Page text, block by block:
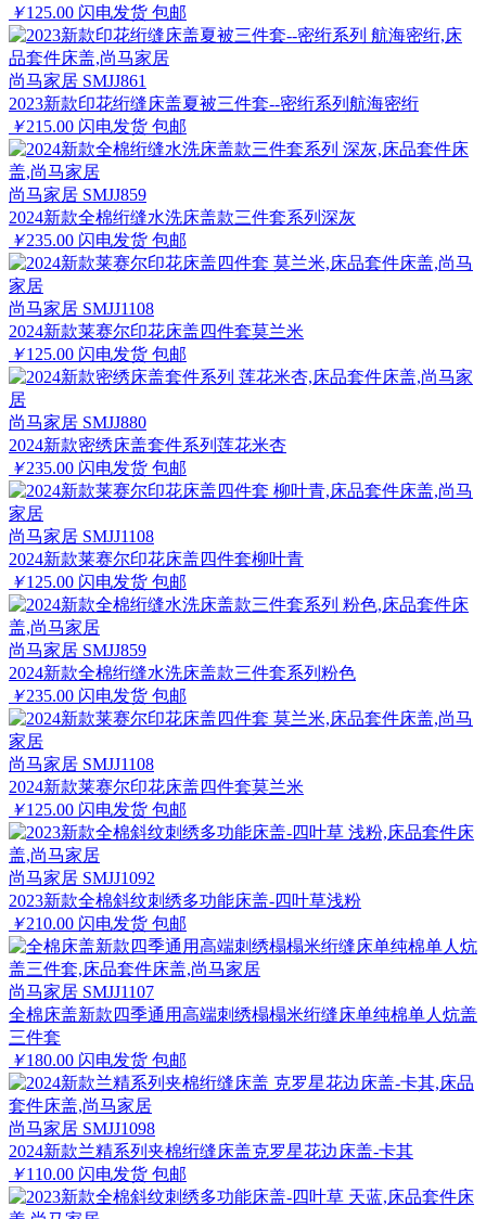
￥125.00 闪电发货 包邮
尚马家居 SMJJ861
2023新款印花绗缝床盖夏被三件套--密绗系列航海密绗
￥215.00 闪电发货 包邮
尚马家居 SMJJ859
2024新款全棉绗缝水洗床盖款三件套系列深灰
￥235.00 闪电发货 包邮
尚马家居 SMJJ1108
2024新款莱赛尔印花床盖四件套莫兰米
￥125.00 闪电发货 包邮
尚马家居 SMJJ880
2024新款密绣床盖套件系列莲花米杏
￥235.00 闪电发货 包邮
尚马家居 SMJJ1108
2024新款莱赛尔印花床盖四件套柳叶青
￥125.00 闪电发货 包邮
尚马家居 SMJJ859
2024新款全棉绗缝水洗床盖款三件套系列粉色
￥235.00 闪电发货 包邮
尚马家居 SMJJ1108
2024新款莱赛尔印花床盖四件套莫兰米
￥125.00 闪电发货 包邮
尚马家居 SMJJ1092
2023新款全棉斜纹刺绣多功能床盖-四叶草浅粉
￥210.00 闪电发货 包邮
尚马家居 SMJJ1107
全棉床盖新款四季通用高端刺绣榻榻米绗缝床单纯棉单人炕盖
三件套
￥180.00 闪电发货 包邮
尚马家居 SMJJ1098
2024新款兰精系列夹棉绗缝床盖克罗星花边床盖-卡其
￥110.00 闪电发货 包邮